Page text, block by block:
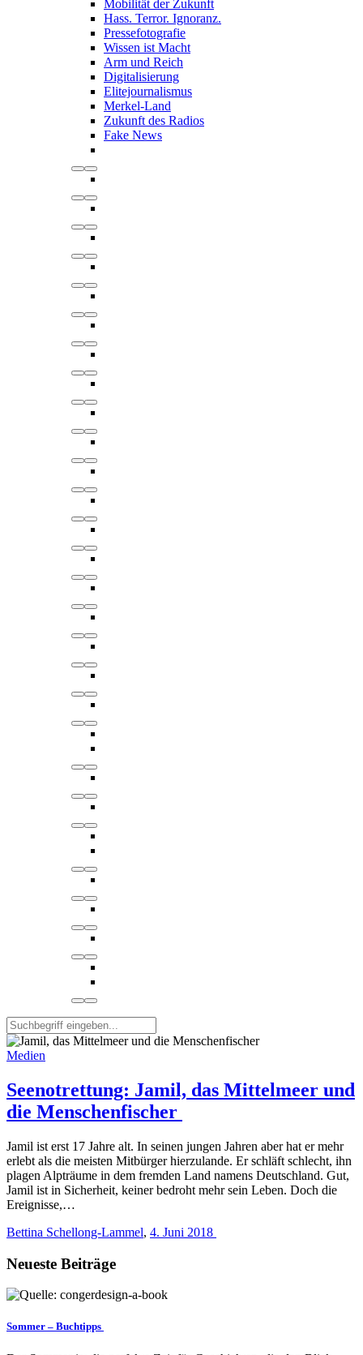
Mobilität der Zukunft
Hass. Terror. Ignoranz.
Pressefotografie
Wissen ist Macht
Arm und Reich
Digitalisierung
Elitejournalismus
Merkel-Land
Zukunft des Radios
Fake News
Medien
Seenotrettung: Jamil, das Mittelmeer und
die Menschenfischer
Jamil ist erst 17 Jahre alt. In seinen jungen Jahren aber hat er mehr
erlebt als die meisten Mitbürger hierzulande. Er schläft schlecht, ihn
plagen Alpträume in dem fremden Land namens Deutschland. Gut,
Jamil ist in Sicherheit, keiner bedroht mehr sein Leben. Doch die
Ereignisse,…
Bettina Schellong-Lammel, 4. Juni 2018
Neueste Beiträge
Sommer – Buchtipps